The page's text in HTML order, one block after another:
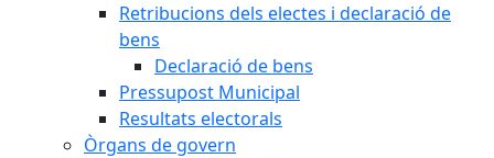
Retribucions dels electes i declaració de
bens
Declaració de bens
Pressupost Municipal
Resultats electorals
Òrgans de govern